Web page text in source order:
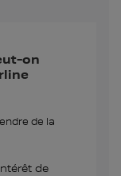
on
de